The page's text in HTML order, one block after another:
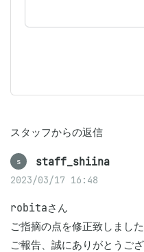
スタッフからの返信
s staff_shiina
2023/03/17 16:48
robitaさん
ご指摘の点を修正致しました
ご報告、誠にありがとうござ